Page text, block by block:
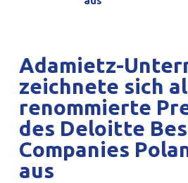
Adamietz-
zeichnete sich
renommierte
des Deloitte
Companies
aus